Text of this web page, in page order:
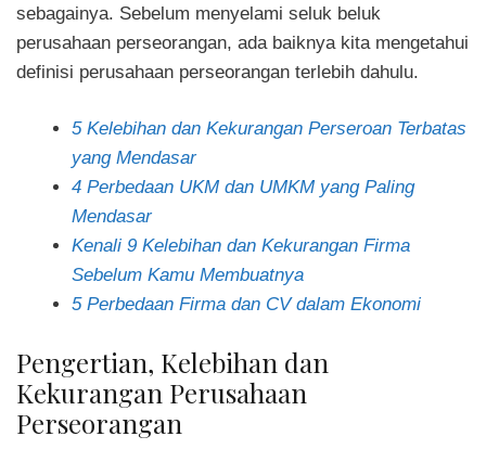
sebagainya. Sebelum menyelami seluk beluk
perusahaan perseorangan, ada baiknya kita mengetahui
definisi perusahaan perseorangan terlebih dahulu.
5 Kelebihan dan Kekurangan Perseroan Terbatas
yang Mendasar
4 Perbedaan UKM dan UMKM yang Paling
Mendasar
Kenali 9 Kelebihan dan Kekurangan Firma
Sebelum Kamu Membuatnya
5 Perbedaan Firma dan CV dalam Ekonomi
Pengertian, Kelebihan dan
Kekurangan Perusahaan
Perseorangan